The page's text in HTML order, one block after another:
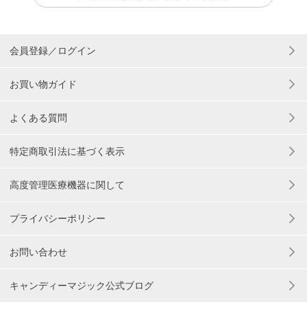
会員登録／ログイン
お買い物ガイド
よくある質問
特定商取引法に基づく表示
高度管理医療機器に関して
プライバシーポリシー
お問い合わせ
キャンディーマジック公式ブログ